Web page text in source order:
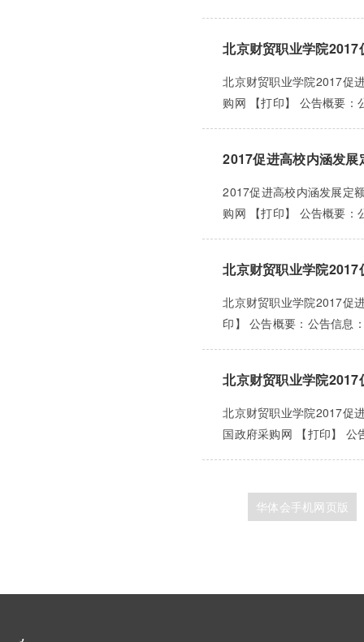
北京财贸职业学院
北京财贸职业学院2017促
购网 【打印】 公告概要：
2017促进高校内涵发
2017促进高校内涵发展定
购网 【打印】 公告概要：
北京财贸职业学院
北京财贸职业学院2017促
印】 公告概要：公告信息
北京财贸职业学院
北京财贸职业学院2017促
国政府采购网 【打印】 公
华体会手机网页版